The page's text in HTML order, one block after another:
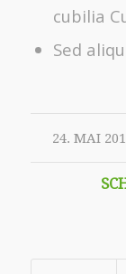
cubilia
Sed
24. MAI
/